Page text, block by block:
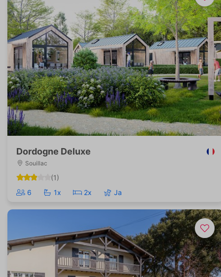
Dordogne Deluxe
Souillac
(1)
6
1x 2x Ja